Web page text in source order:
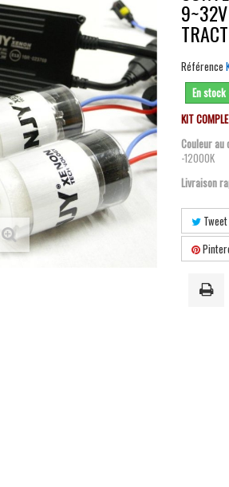
Référence
En
KIT
Couleur au
-12000K
Livraison
Tweet